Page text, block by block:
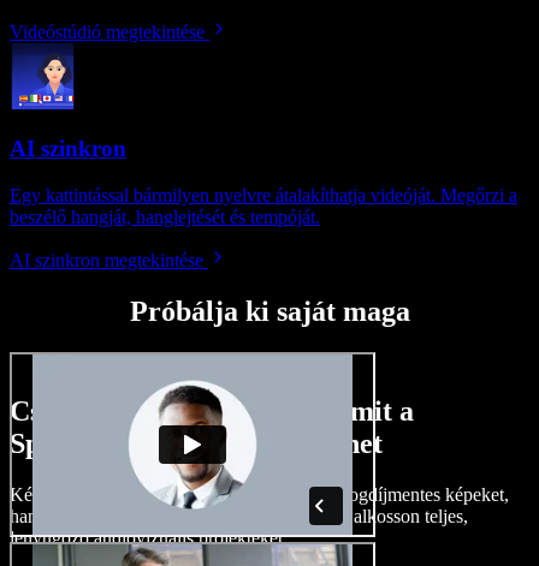
Videóstúdió megtekintése
AI szinkron
Egy kattintással bármilyen nyelvre átalakíthatja videóját. Megőrzi a
beszélő hangját, hanglejtését és tempóját.
AI szinkron megtekintése
Próbálja ki saját maga
Csak egy kis ízelítő abból, amit a
Speechify Studio-val megtehet
Készítsen hangalámondásokat, adjon hozzá jogdíjmentes képeket,
hangokat, videókat, klónozza le a hangját, és alkosson teljes,
lenyűgöző audiovizuális projekteket.